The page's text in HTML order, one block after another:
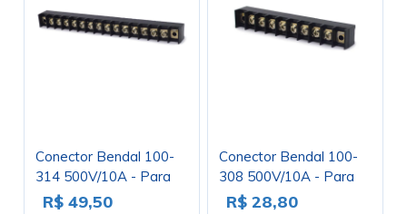
Conector Bendal 100-
314 500V/10A - Para
uso com Terminais
R$ 49,50
Conector Bendal 100-
308 500V/10A - Para
uso com Terminais
R$ 28,80